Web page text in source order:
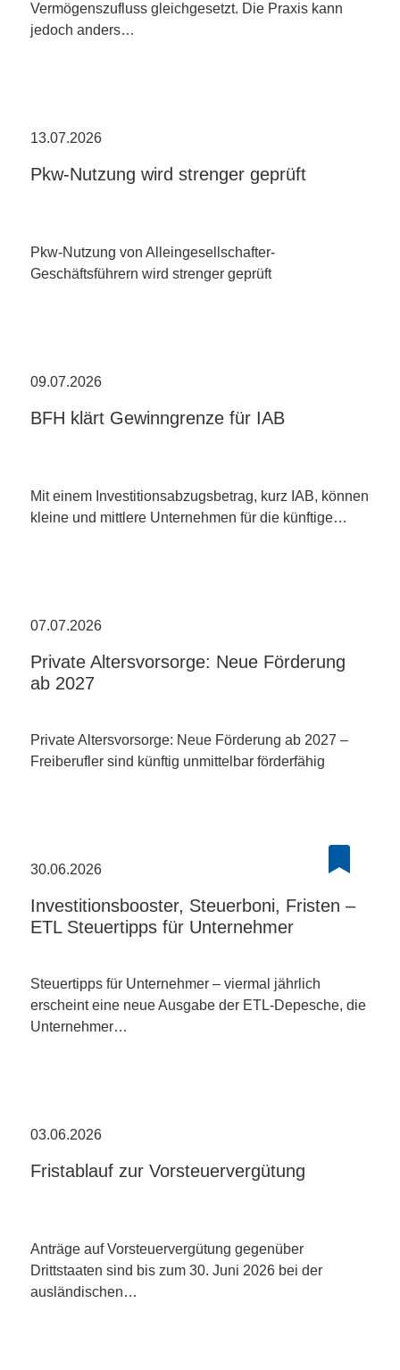
Vermögenszufluss gleichgesetzt. Die Praxis kann
jedoch anders…
13.07.2026
Pkw-Nutzung wird strenger geprüft
Pkw-Nutzung von Alleingesellschafter-
Geschäftsführern wird strenger geprüft
09.07.2026
BFH klärt Gewinngrenze für IAB
Mit einem Investitionsabzugsbetrag, kurz IAB, können
kleine und mittlere Unternehmen für die künftige…
07.07.2026
Private Altersvorsorge: Neue Förderung
ab 2027
Private Altersvorsorge: Neue Förderung ab 2027 –
Freiberufler sind künftig unmittelbar förderfähig
30.06.2026
Investitionsbooster, Steuerboni, Fristen –
ETL Steuertipps für Unternehmer
Steuertipps für Unternehmer – viermal jährlich
erscheint eine neue Ausgabe der ETL-Depesche, die
Unternehmer…
03.06.2026
Fristablauf zur Vorsteuervergütung
Anträge auf Vorsteuervergütung gegenüber
Drittstaaten sind bis zum 30. Juni 2026 bei der
ausländischen…